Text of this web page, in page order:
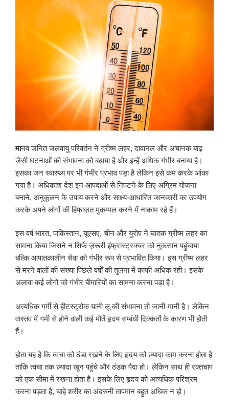
मानव जनित जलवायु परिवर्तन ने ग्रीष्म लहर, दावानल और अचानक बाढ़
जैसी घटनाओं की संभावना को बढ़ाया है और इन्हें अधिक गंभीर बनाया है।
इसका जन स्वास्थ्य पर भी गंभीर प्रभाव पड़ा है लेकिन इसे कम करके आंका
गया है। अधिकांश देश इन आपदाओं से निपटने के लिए अग्रिम योजना
बनाने, अनुकूलन के उपाय करने और साक्ष्य-आधारित जानकारी का उपयोग
करके अपने लोगों की हिफाज़त मुकम्मल करने में नाकाम रहे हैं।
इस वर्ष भारत, पाकिस्तान, यूएसए, चीन और युरोप ने घातक ग्रीष्म लहर का
सामना किया जिसने न सिर्फ ज़रूरी इंफ्रास्ट्रक्चर को नुकसान पहुंचाया
बल्कि आपातकालीन सेवा को गंभीर रूप से प्रभावित किया। इस ग्रीष्म लहर
से मरने वालों की संख्या पिछले वर्षों की तुलना में काफी अधिक रही। इसके
अलावा कई लोगों को गंभीर बीमारियों का सामना करना पड़ा है।
अत्यधिक गर्मी से हीटस्ट्रोक यानी लू की संभावना तो जानी-मानी है। लेकिन
वास्तव में गर्मी से होने वाली कई मौतें हृदय सम्बंधी दिक्कतों के कारण भी होती
हैं।
होता यह है कि त्वचा को ठंडा रखने के लिए हृदय को ज़्यादा काम करना होता है
ताकि त्वचा तक ज़्यादा खून पहुंचे और ठंडक पैदा हो। लेकिन साथ ही रक्तचाप
को एक सीमा में रखना होता है। इसके लिए हृदय को अत्यधिक परिश्रम
करना पड़ता है, चाहे शरीर का अंदरुनी तापमान बहुत अधिक न हो।